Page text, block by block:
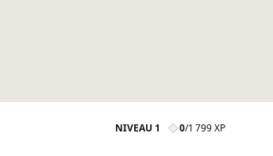
NIVEAU 1 0/1 799 XP